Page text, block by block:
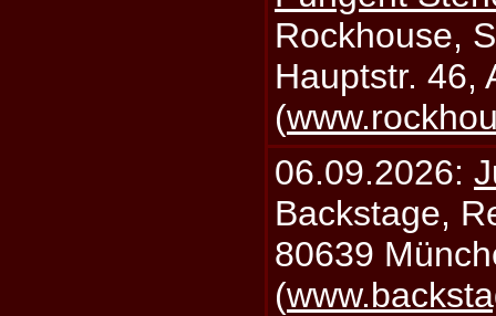
Rockhouse,
Hauptstr. 46,
(
06.09.2026:
Backstage,
80639
(